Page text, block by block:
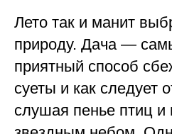
Лето так и манит
природу. Дача —
приятный способ
суеты и как следует
слушая пенье птиц